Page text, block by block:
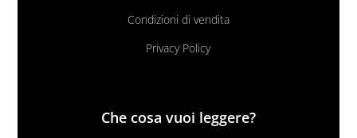
Condizioni di vendita
Privacy Policy
Che cosa vuoi leggere?